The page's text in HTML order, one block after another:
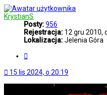
KrystianS
Posty:956
Rejestracja: 12 gru 2010,
Lokalizacja:Jelenia Góra
15 lis 2024, o 20:19